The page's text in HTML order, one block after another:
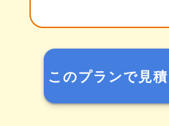
このプランで見